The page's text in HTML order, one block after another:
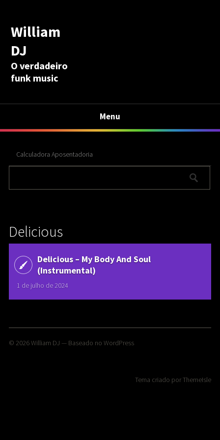
William
DJ
O verdadeiro
funk music
Menu
Calculadora Aposentadoria
Delicious
Delicious ‎– My Body And Soul
(Instrumental)
1 de julho de 2024
© 2026William DJ — Baseado no WordPress
Tema criado porThemeIsle